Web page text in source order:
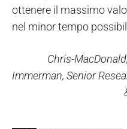
ottenere il massimo
nel minor tempo
Chris-
Immerman, Senior